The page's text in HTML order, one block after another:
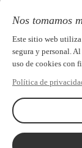
Nos tomamos
Este sitio web
segura y personal.
uso de cookies con
Política de